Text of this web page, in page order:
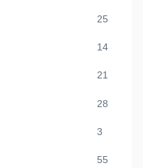
25
14
21
28
3
55